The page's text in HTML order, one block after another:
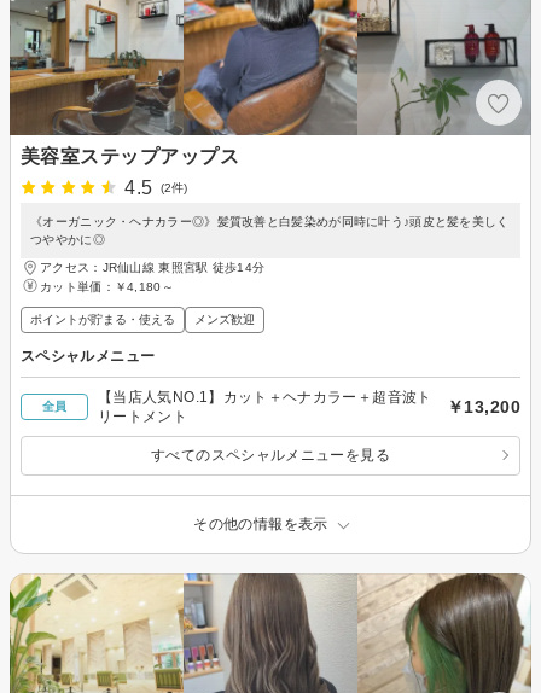
美容室ステップアップス
4.5
(2件)
《オーガニック・ヘナカラー◎》髪質改善と白髪染めが同時に叶う♪頭皮と髪を美しく
つややかに◎
アクセス：JR仙山線 東照宮駅 徒歩14分
カット単価： ￥4,180～
ポイントが貯まる・使える メンズ歓迎
スペシャルメニュー
全員
【当店人気NO.1】カット＋ヘナカラー＋超音波ト
リートメント
￥13,200
すべてのスペシャルメニューを見る
その他の情報を表示